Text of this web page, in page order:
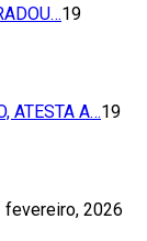
19
ATESTA A…19
fevereiro, 2026